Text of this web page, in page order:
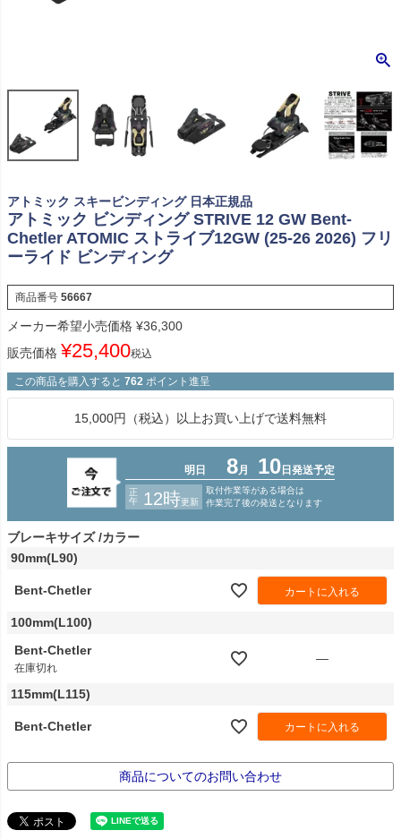
アトミック スキービンディング 日本正規品
アトミック ビンディング STRIVE 12 GW Bent-
Chetler ATOMIC ストライブ12GW (25-26 2026) フリ
ーライド ビンディング
商品番号 56667
メーカー希望小売価格 ¥36,300
販売価格 ¥25,400税込
この商品を購入すると 762 ポイント進呈
15,000円（税込）以上お買い上げで送料無料
ブレーキサイズ カラー
90mm(L90)
Bent-Chetler カートに入れる
100mm(L100)
Bent-Chetler
在庫切れ
—
115mm(L115)
Bent-Chetler カートに入れる
商品についてのお問い合わせ